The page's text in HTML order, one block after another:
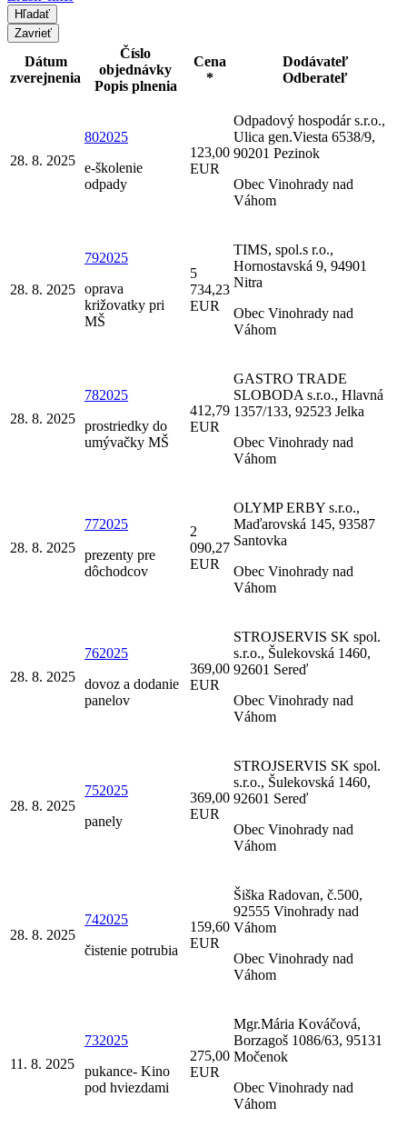
Zavrieť
Dátum
zverejnenia
Číslo
objednávky
Popis plnenia
Cena
*
Dodávateľ
Odberateľ
28. 8. 2025
802025
e-školenie
odpady
123,00
EUR
Odpadový hospodár s.r.o.,
Ulica gen.Viesta 6538/9,
90201 Pezinok
Obec Vinohrady nad
Váhom
28. 8. 2025
792025
oprava
križovatky pri
MŠ
5
734,23
EUR
TIMS, spol.s r.o.,
Hornostavská 9, 94901
Nitra
Obec Vinohrady nad
Váhom
28. 8. 2025
782025
prostriedky do
umývačky MŠ
412,79
EUR
GASTRO TRADE
SLOBODA s.r.o., Hlavná
1357/133, 92523 Jelka
Obec Vinohrady nad
Váhom
28. 8. 2025
772025
prezenty pre
dôchodcov
2
090,27
EUR
OLYMP ERBY s.r.o.,
Maďarovská 145, 93587
Santovka
Obec Vinohrady nad
Váhom
28. 8. 2025
762025
dovoz a dodanie
panelov
369,00
EUR
STROJSERVIS SK spol.
s.r.o., Šulekovská 1460,
92601 Sereď
Obec Vinohrady nad
Váhom
28. 8. 2025
752025
panely
369,00
EUR
STROJSERVIS SK spol.
s.r.o., Šulekovská 1460,
92601 Sereď
Obec Vinohrady nad
Váhom
28. 8. 2025
742025
čistenie potrubia
159,60
EUR
Šiška Radovan, č.500,
92555 Vinohrady nad
Váhom
Obec Vinohrady nad
Váhom
11. 8. 2025
732025
pukance- Kino
pod hviezdami
275,00
EUR
Mgr.Mária Kováčová,
Borzagoš 1086/63, 95131
Močenok
Obec Vinohrady nad
Váhom